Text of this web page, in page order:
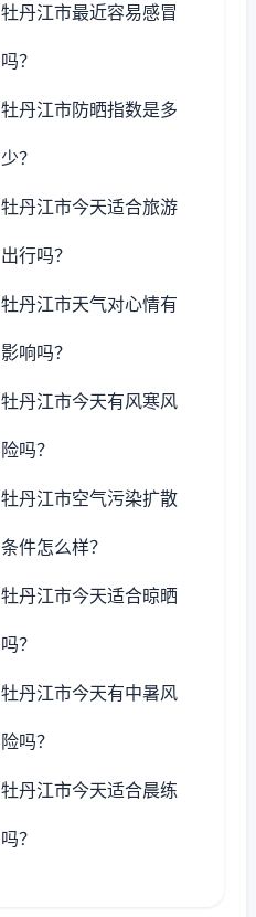
牡丹江市最近容易感冒
吗？
牡丹江市防晒指数是多
少？
牡丹江市今天适合旅游
出行吗？
牡丹江市天气对心情有
影响吗？
牡丹江市今天有风寒风
险吗？
牡丹江市空气污染扩散
条件怎么样？
牡丹江市今天适合晾晒
吗？
牡丹江市今天有中暑风
险吗？
牡丹江市今天适合晨练
吗？